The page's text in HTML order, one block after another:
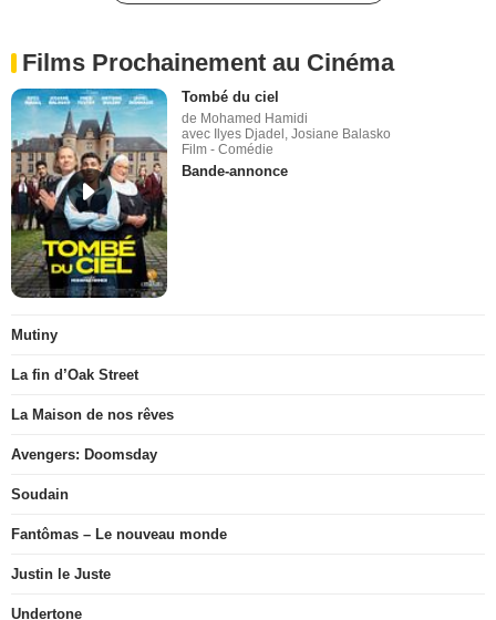
Films Prochainement au Cinéma
Tombé du ciel
de Mohamed Hamidi
avec Ilyes Djadel, Josiane Balasko
Film - Comédie
Bande-annonce
Mutiny
La fin d’Oak Street
La Maison de nos rêves
Avengers: Doomsday
Soudain
Fantômas – Le nouveau monde
Justin le Juste
Undertone